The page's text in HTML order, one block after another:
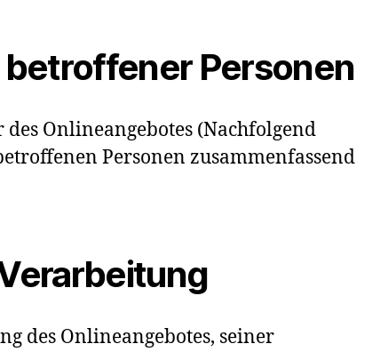
Personen
Onlineangebotes (Nachfolgend
Personen zusammenfassend
des Onlineangebotes, seiner